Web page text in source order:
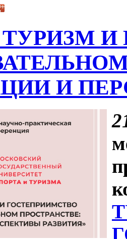
ТУРИЗМ
И